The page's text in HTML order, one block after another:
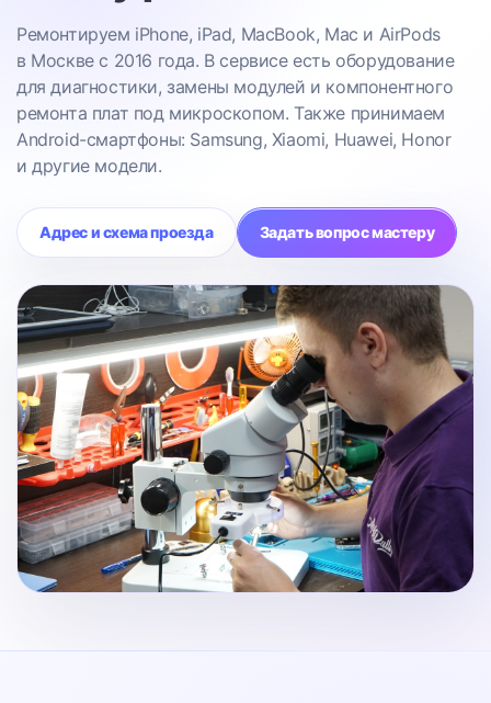
Ремонтируем iPhone, iPad, MacBook, Mac и AirPods
в Москве с 2016 года. В сервисе есть оборудование
для диагностики, замены модулей и компонентного
ремонта плат под микроскопом. Также принимаем
Android-смартфоны: Samsung, Xiaomi, Huawei, Honor
и другие модели.
Адрес и схема проезда Задать вопрос мастеру